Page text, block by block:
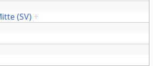
(SV) +